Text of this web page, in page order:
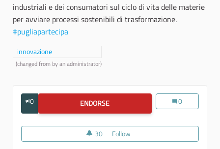
industriali e dei consumatori sul ciclo di vita delle materie
per avviare processi sostenibili di trasformazione.
#pugliapartecipa
Filter results for category: innovazione
innovazione
(changed from by an administrator)
0 ENDORSE DIFFONDERE CONOSCENZADiffondere
0
30 30 followers
Follow